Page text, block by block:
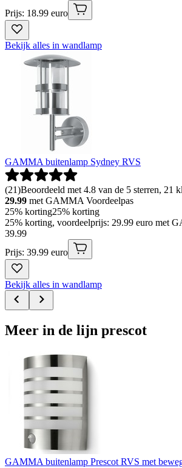
Prijs: 18.99 euro
Bekijk alles in wandlamp
GAMMA buitenlamp Sydney RVS
(21)Beoordeeld met 4.8 van de 5 sterren, 21
29.99 met GAMMA Voordeelpas
25% korting25% korting
25% korting, voordeelprijs: 29.99 euro met
39.99
Prijs: 39.99 euro
Bekijk alles in wandlamp
Meer in de lijn prescot
GAMMA buitenlamp Prescot RVS met